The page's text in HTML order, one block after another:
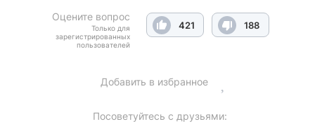
Оцените вопрос
Только для
зарегистрированных
пользователей
421 188
Добавить в избранное
Посоветуйтесь с друзьями: